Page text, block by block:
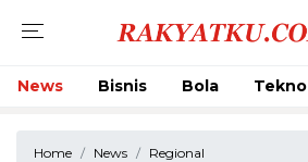
News Bisnis Bola Tekno
Home News Regional